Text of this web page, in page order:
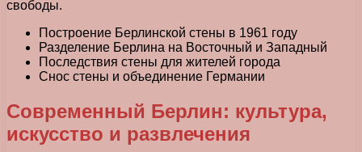
свободы.
Построение Берлинской стены в 1961 году
Разделение Берлина на Восточный и Западный
Последствия стены для жителей города
Снос стены и объединение Германии
Современный Берлин: культура,
искусство и развлечения